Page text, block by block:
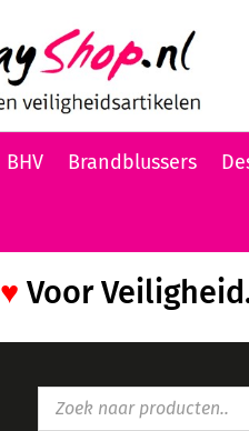
BHV Brandblussers
♥ Voor